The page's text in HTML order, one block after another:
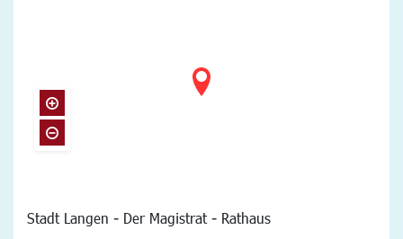
Stadt Langen - Der Magistrat - Rathaus